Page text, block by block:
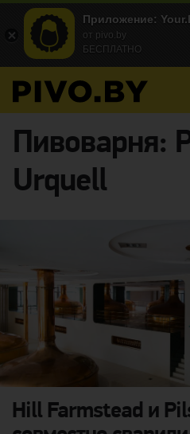
Пивоварня:
Urquell
Hill Farmstead и
Приложение:
от pivo.by
БЕСПЛАТНО